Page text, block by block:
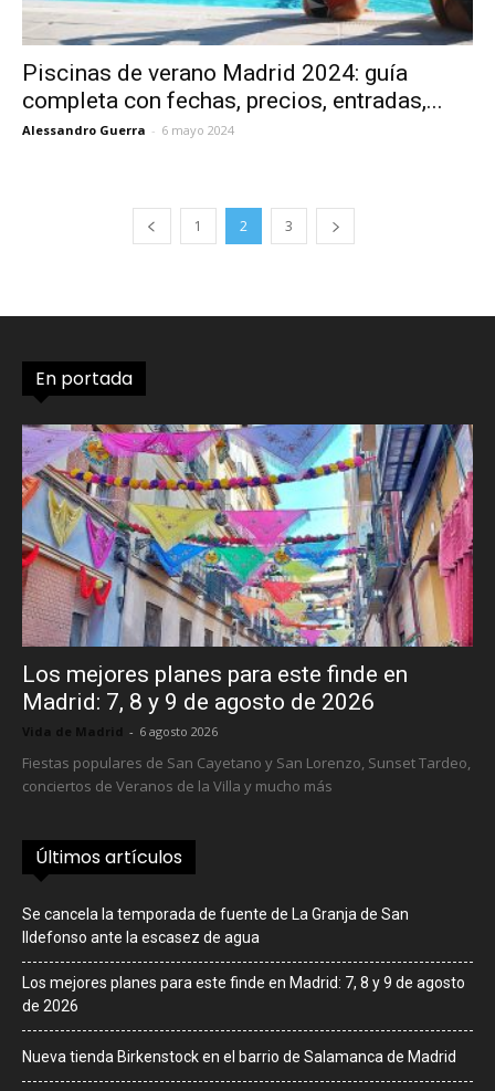
Piscinas de verano Madrid 2024: guía
completa con fechas, precios, entradas,...
Alessandro Guerra - 6 mayo 2024
1 2 3
En portada
Los mejores planes para este finde en
Madrid: 7, 8 y 9 de agosto de 2026
Vida de Madrid - 6 agosto 2026
Fiestas populares de San Cayetano y San Lorenzo, Sunset Tardeo,
conciertos de Veranos de la Villa y mucho más
Últimos artículos
Se cancela la temporada de fuente de La Granja de San
Ildefonso ante la escasez de agua
Los mejores planes para este finde en Madrid: 7, 8 y 9 de agosto
de 2026
Nueva tienda Birkenstock en el barrio de Salamanca de Madrid